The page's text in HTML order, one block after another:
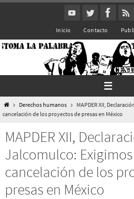
Inicio Contacto
InicioDerechos humanos
MAPDER XII,
cancelación de los proyectos de presas en México
MAPDER XII,
Jalcomulco:
cancelación de los
presas en México